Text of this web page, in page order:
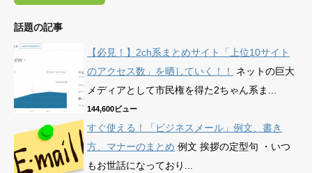
話題の記事
【必見！】2ch系まとめサイト「上位10サイト
のアクセス数」を晒していく！！
ネットの巨大
メディアとして市民権を得た2ちゃん系ま...
144,600ビュー
すぐ使える！「ビジネスメール」例文、書き
方、マナーのまとめ 例文 挨拶の定型句 ・いつ
もお世話になっており...